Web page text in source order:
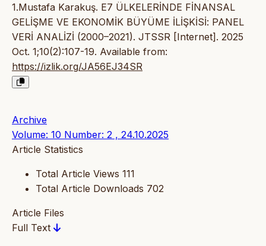
1.Mustafa Karakuş. E7 ÜLKELERİNDE FİNANSAL
GELİŞME VE EKONOMİK BÜYÜME İLİŞKİSİ: PANEL
VERİ ANALİZİ (2000–2021). JTSSR [Internet]. 2025
Oct. 1;10(2):107-19. Available from:
https://izlik.org/JA56EJ34SR
Archive
Volume: 10 Number: 2 , 24.10.2025
Article Statistics
Total Article Views 111
Total Article Downloads 702
Article Files
Full Text